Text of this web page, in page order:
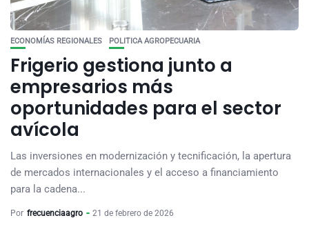
ECONOMÍAS REGIONALES POLITICA AGROPECUARIA
Frigerio gestiona junto a
empresarios más
oportunidades para el sector
avícola
Las inversiones en modernización y tecnificación, la apertura
de mercados internacionales y el acceso a financiamiento
para la cadena...
Por frecuenciaagro 21 de febrero de 2026